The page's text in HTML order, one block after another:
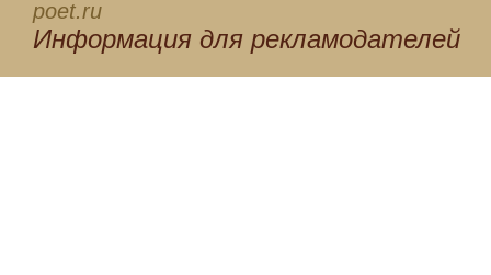
poet.ru
Информация для рекламодателей